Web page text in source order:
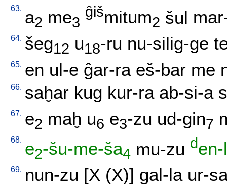
63. a2 me3
ĝišmitum2 šul
64. šeg12 u18-ru nu-silig-ge
65. en ul-e ĝar-ra eš-bar me
66. saḫar kug kur-ra ab-si-a
67. e2 maḫ u6 e3-zu ud-gin7
68. e2-šu-me-ša4 mu-zu d
69. nun-zu [X (X)] gal-la ur-